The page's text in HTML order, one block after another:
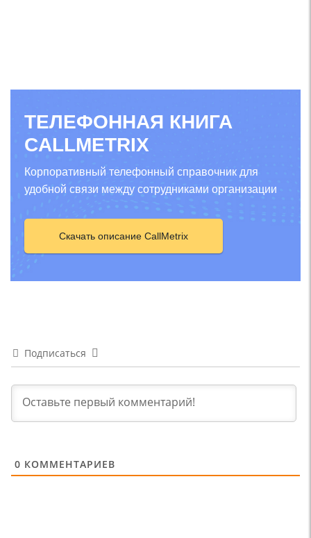
ТЕЛЕФОННАЯ КНИГА
CALLMETRIX
Корпоративный телефонный справочник для
удобной связи между сотрудниками организации
Скачать описание CallMetrix
Подписаться
0 КОММЕНТАРИЕВ